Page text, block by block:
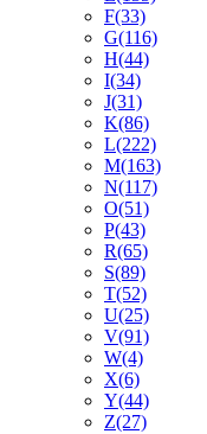
F(33)
G(116)
H(44)
I(34)
J(31)
K(86)
L(222)
M(163)
N(117)
O(51)
P(43)
R(65)
S(89)
T(52)
U(25)
V(91)
W(4)
X(6)
Y(44)
Z(27)